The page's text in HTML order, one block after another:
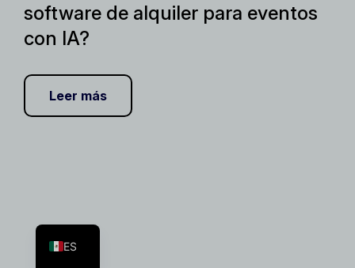
software de alquiler para eventos
con IA?
Leer más
ES